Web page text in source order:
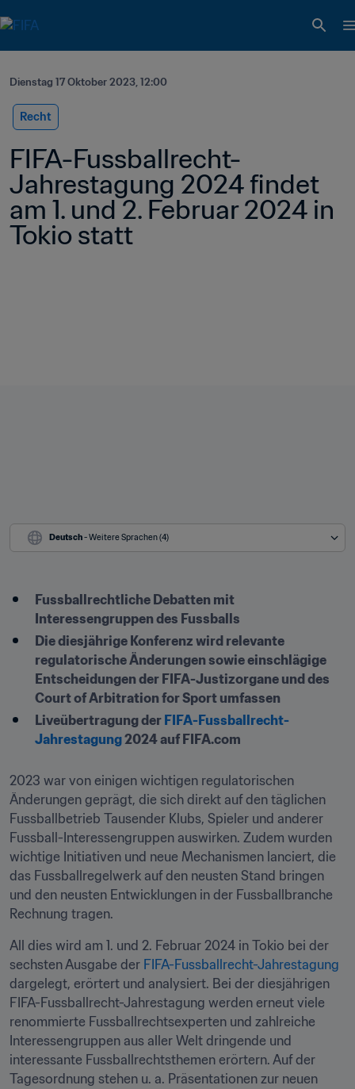
Dienstag 17 Oktober 2023, 12:00
Recht
FIFA-Fussballrecht-
Jahrestagung 2024 findet
am 1. und 2. Februar 2024 in
Tokio statt
Deutsch - Weitere Sprachen (4)
Fussballrechtliche Debatten mit
Interessengruppen des Fussballs
Die diesjährige Konferenz wird relevante
regulatorische Änderungen sowie einschlägige
Entscheidungen der FIFA-Justizorgane und des
Court of Arbitration for Sport umfassen
Liveübertragung der FIFA-Fussballrecht-
Jahrestagung 2024 auf FIFA.com
2023 war von einigen wichtigen regulatorischen
Änderungen geprägt, die sich direkt auf den täglichen
Fussballbetrieb Tausender Klubs, Spieler und anderer
Fussball-Interessengruppen auswirken. Zudem wurden
wichtige Initiativen und neue Mechanismen lanciert, die
das Fussballregelwerk auf den neusten Stand bringen
und den neusten Entwicklungen in der Fussballbranche
Rechnung tragen.
All dies wird am 1. und 2. Februar 2024 in Tokio bei der
sechsten Ausgabe der FIFA-Fussballrecht-Jahrestagung
dargelegt, erörtert und analysiert. Bei der diesjährigen
FIFA-Fussballrecht-Jahrestagung werden erneut viele
renommierte Fussballrechtsexperten und zahlreiche
Interessengruppen aus aller Welt dringende und
interessante Fussballrechtsthemen erörtern. Auf der